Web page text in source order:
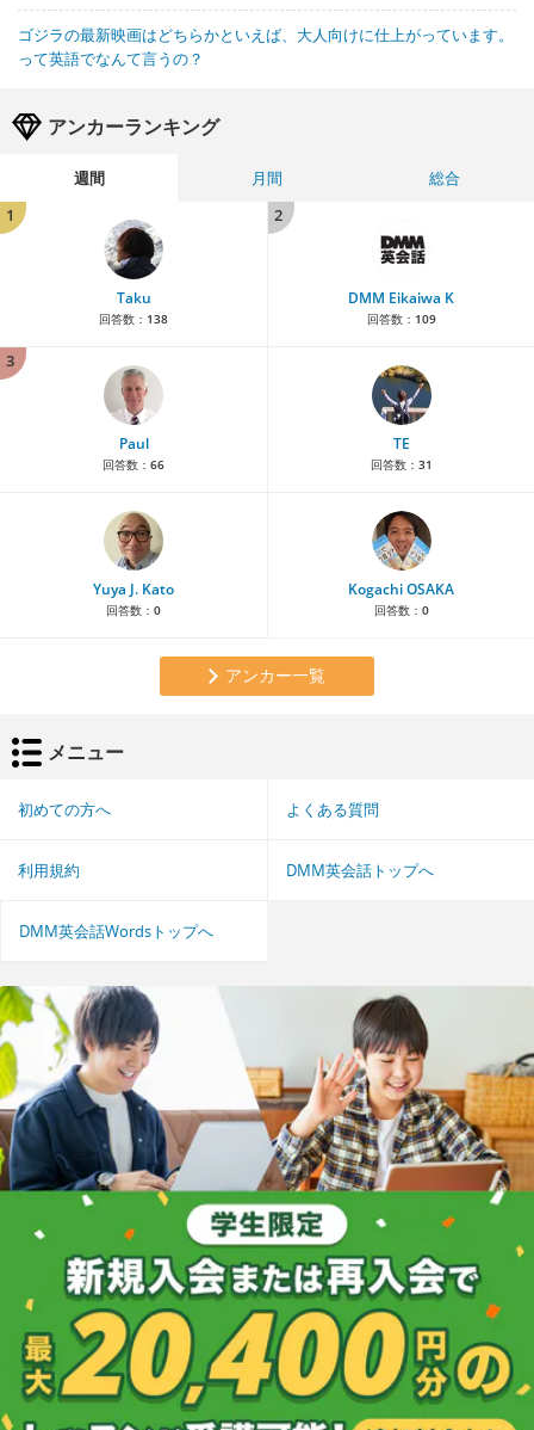
ゴジラの最新映画はどちらかといえば、大人向けに仕上がっています。
って英語でなんて言うの？
アンカーランキング
週間 月間
総合
1
Taku
回答数： 138
2
DMM Eikaiwa K
回答数： 109
3
Paul
回答数： 66
TE
回答数： 31
Yuya J. Kato
回答数： 0
Kogachi OSAKA
回答数： 0
アンカー一覧
メニュー
初めての方へ よくある質問
利用規約 DMM英会話トップへ
DMM英会話Wordsトップへ